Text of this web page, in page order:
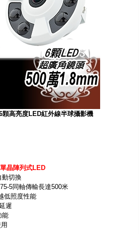
高亮度LED紅外線半球攝影機
晶陣列式LED
動切換
5同軸傳輸長達500米
低照度性能
遲
能